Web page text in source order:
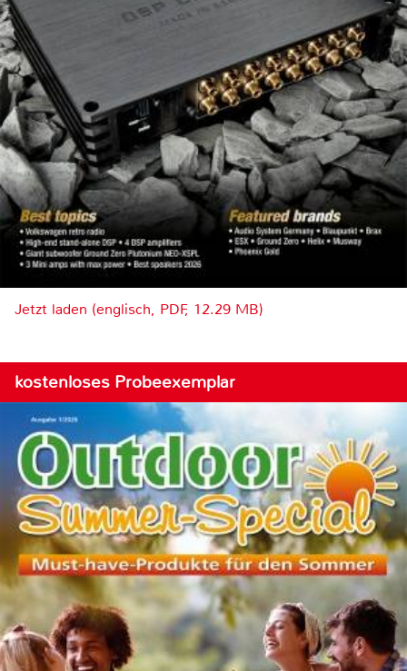
Jetzt laden (englisch, PDF, 12.29 MB)
kostenloses Probeexemplar